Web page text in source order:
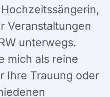
Veranstaltungen
unterwegs.
mich als reine
Ihre Trauung oder